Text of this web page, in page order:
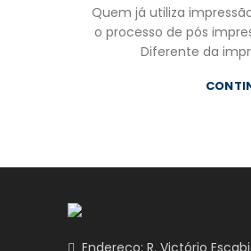
Quem já utiliza
o processo de pós
Diferente da